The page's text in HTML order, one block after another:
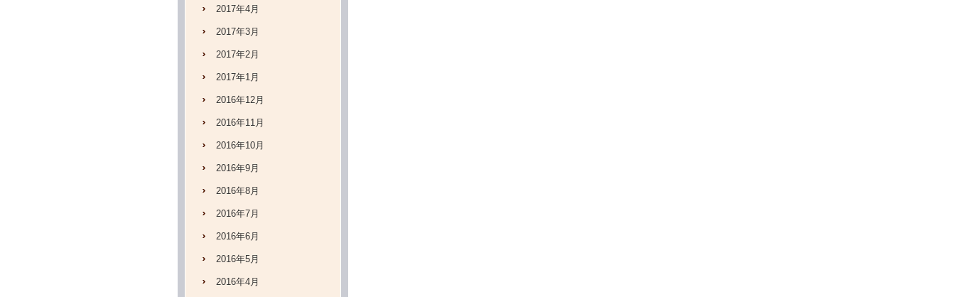
2017年4月
2017年3月
2017年2月
2017年1月
2016年12月
2016年11月
2016年10月
2016年9月
2016年8月
2016年7月
2016年6月
2016年5月
2016年4月